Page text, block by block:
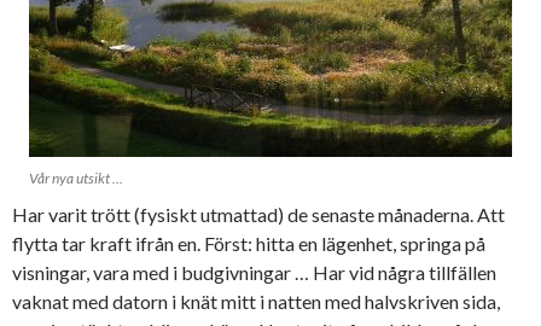
Vår nya utsikt …
Har varit trött (fysiskt utmattad) de senaste månaderna. Att
flytta tar kraft ifrån en. Först: hitta en lägenhet, springa på
visningar, vara med i budgivningar … Har vid några tillfällen
vaknat med datorn i knät mitt i natten med halvskriven sida,